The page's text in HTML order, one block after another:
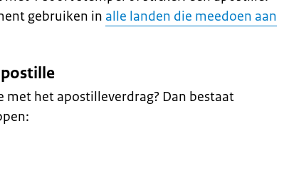
gebruiken in alle landen die meedoen aan
met het apostilleverdrag? Dan bestaat